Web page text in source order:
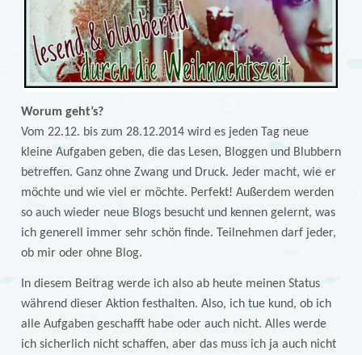
Worum geht’s?
Vom 22.12. bis zum 28.12.2014 wird es jeden Tag neue
kleine Aufgaben geben, die das Lesen, Bloggen und Blubbern
betreffen. Ganz ohne Zwang und Druck. Jeder macht, wie er
möchte und wie viel er möchte. Perfekt! Außerdem werden
so auch wieder neue Blogs besucht und kennen gelernt, was
ich generell immer sehr schön finde. Teilnehmen darf jeder,
ob mir oder ohne Blog.
In diesem Beitrag werde ich also ab heute meinen Status
während dieser Aktion festhalten. Also, ich tue kund, ob ich
alle Aufgaben geschafft habe oder auch nicht. Alles werde
ich sicherlich nicht schaffen, aber das muss ich ja auch nicht